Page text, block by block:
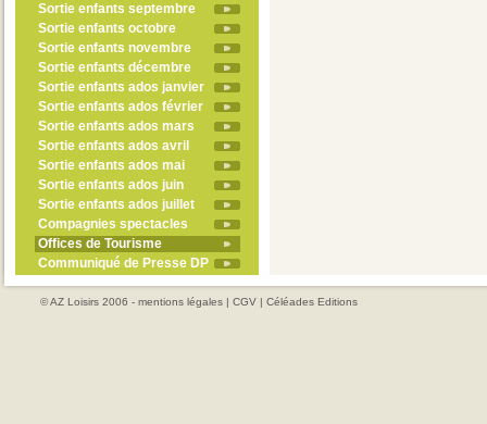
Sortie enfants septembre
Sortie enfants octobre
Sortie enfants novembre
Sortie enfants décembre
Sortie enfants ados janvier
Sortie enfants ados février
Sortie enfants ados mars
Sortie enfants ados avril
Sortie enfants ados mai
Sortie enfants ados juin
Sortie enfants ados juillet
Compagnies spectacles
Offices de Tourisme
Communiqué de Presse DP
© AZ Loisirs 2006 - mentions légales | CGV | Céléades Editions